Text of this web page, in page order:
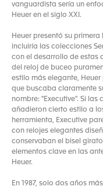
vanguardista sería un
Heuer en el siglo XXI.
Heuer presentó su primera
incluiría las colecciones
con el desarrollo de estas
del reloj de buceo
estilo más elegante,
que buscaba claramente
nombre: "Executive". Si las
añadieron cierto estilo a
herramienta, Executive
con relojes elegantes
conservaban el bisel
elementos clave en las
Heuer.
En 1987, solo dos años